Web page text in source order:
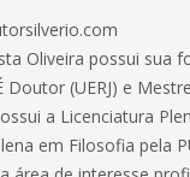
Oliveira possui sua
Doutor (UERJ) e
a Licenciatura
em Filosofia pela